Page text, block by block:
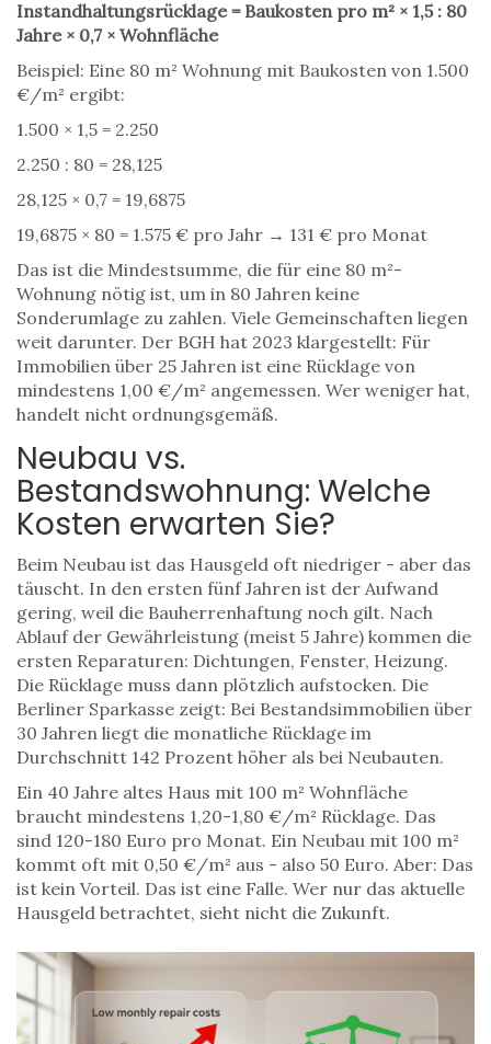
Instandhaltungsrücklage = Baukosten pro m² × 1,5 : 80
Jahre × 0,7 × Wohnfläche
Beispiel: Eine 80 m² Wohnung mit Baukosten von 1.500
€/m² ergibt:
1.500 × 1,5 = 2.250
2.250 : 80 = 28,125
28,125 × 0,7 = 19,6875
19,6875 × 80 = 1.575 € pro Jahr → 131 € pro Monat
Das ist die Mindestsumme, die für eine 80 m²-
Wohnung nötig ist, um in 80 Jahren keine
Sonderumlage zu zahlen. Viele Gemeinschaften liegen
weit darunter. Der BGH hat 2023 klargestellt: Für
Immobilien über 25 Jahren ist eine Rücklage von
mindestens 1,00 €/m² angemessen. Wer weniger hat,
handelt nicht ordnungsgemäß.
Neubau vs.
Bestandswohnung: Welche
Kosten erwarten Sie?
Beim Neubau ist das Hausgeld oft niedriger - aber das
täuscht. In den ersten fünf Jahren ist der Aufwand
gering, weil die Bauherrenhaftung noch gilt. Nach
Ablauf der Gewährleistung (meist 5 Jahre) kommen die
ersten Reparaturen: Dichtungen, Fenster, Heizung.
Die Rücklage muss dann plötzlich aufstocken. Die
Berliner Sparkasse zeigt: Bei Bestandsimmobilien über
30 Jahren liegt die monatliche Rücklage im
Durchschnitt 142 Prozent höher als bei Neubauten.
Ein 40 Jahre altes Haus mit 100 m² Wohnfläche
braucht mindestens 1,20-1,80 €/m² Rücklage. Das
sind 120-180 Euro pro Monat. Ein Neubau mit 100 m²
kommt oft mit 0,50 €/m² aus - also 50 Euro. Aber: Das
ist kein Vorteil. Das ist eine Falle. Wer nur das aktuelle
Hausgeld betrachtet, sieht nicht die Zukunft.